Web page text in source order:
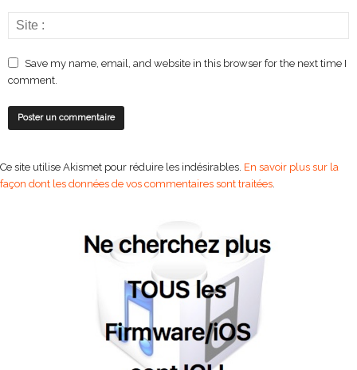
Save my name, email, and website in this browser for the next time I
comment.
Ce site utilise Akismet pour réduire les indésirables. En savoir plus sur la
façon dont les données de vos commentaires sont traitées.